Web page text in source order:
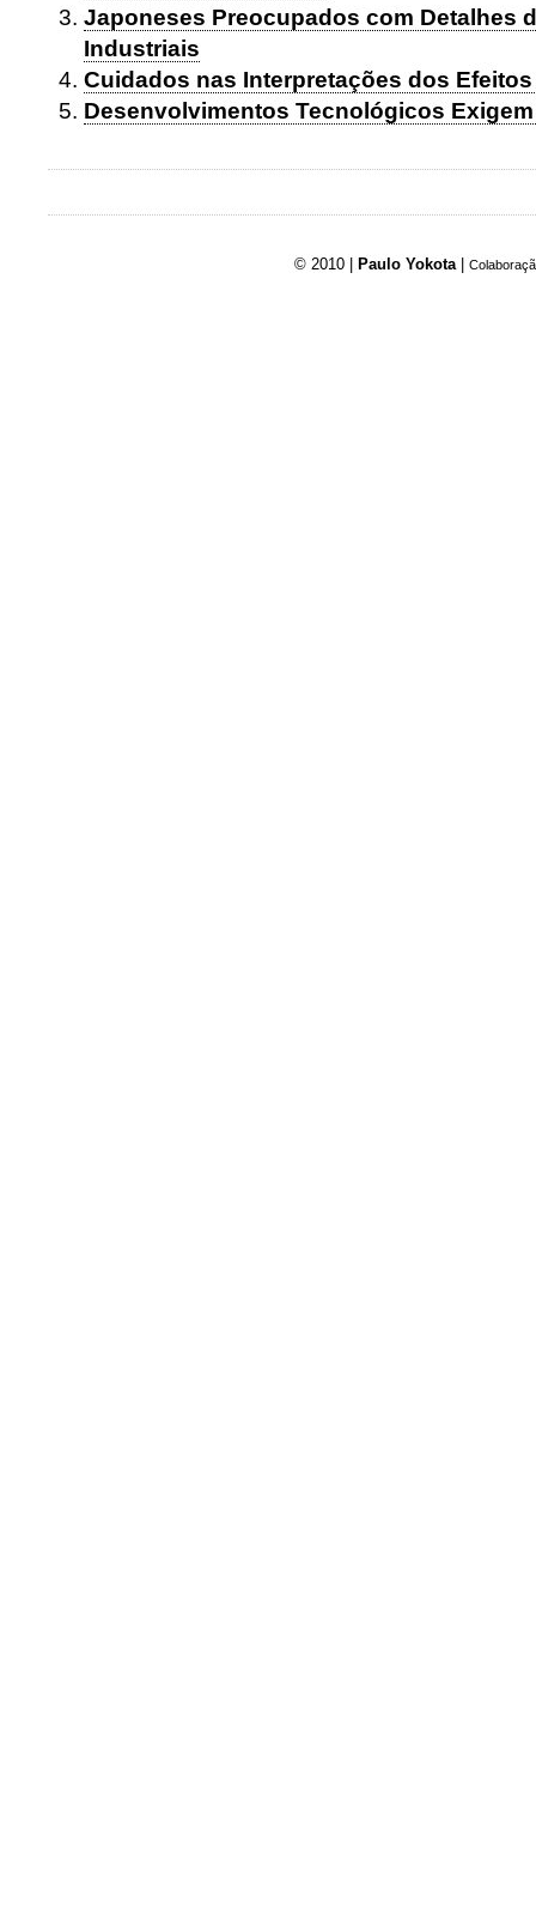
Japoneses Preocupados com Detalhes
Industriais
Cuidados nas Interpretações dos
Desenvolvimentos Tecnológicos
© 2010 | Paulo Yokota |